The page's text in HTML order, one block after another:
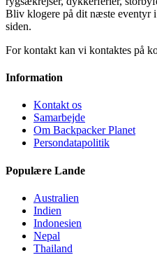
Bliv klogere på dit næste eventyr
siden.
For kontakt kan vi kontaktes på
Information
Kontakt os
Samarbejde
Om Backpacker Planet
Persondatapolitik
Populære Lande
Australien
Indien
Indonesien
Nepal
Thailand